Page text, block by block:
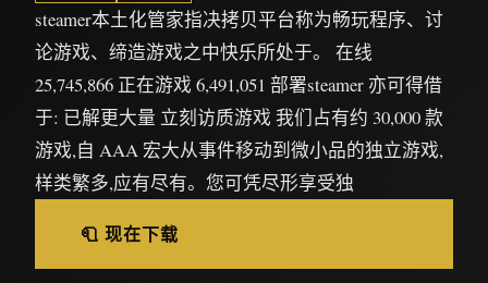
steamer本土化管家指决拷贝平台称为畅玩程序、讨
论游戏、缔造游戏之中快乐所处于。 在线
25,745,866 正在游戏 6,491,051 部署steamer 亦可得借
于: 已解更大量 立刻访质游戏 我们占有约 30,000 款
游戏,自 AAA 宏大从事件移动到微小品的独立游戏,
样类繁多,应有尽有。您可凭尽形享受独
🧻 现在下载